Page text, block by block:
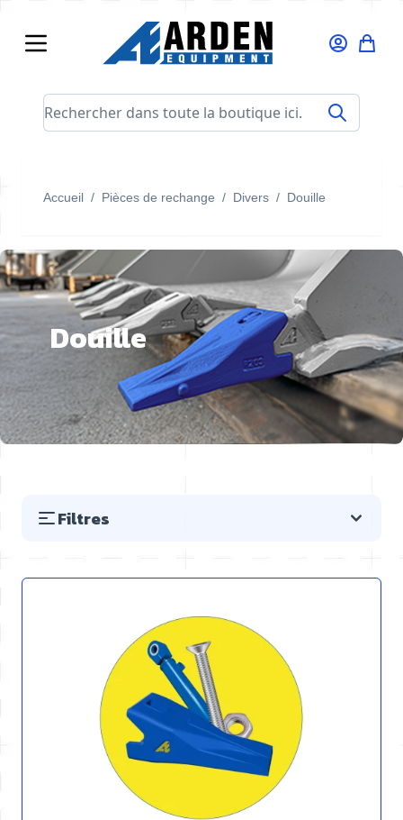
Rechercher dans toute la boutique ici...
Accueil / Pièces de rechange / Divers / Douille
Douille
Filtres